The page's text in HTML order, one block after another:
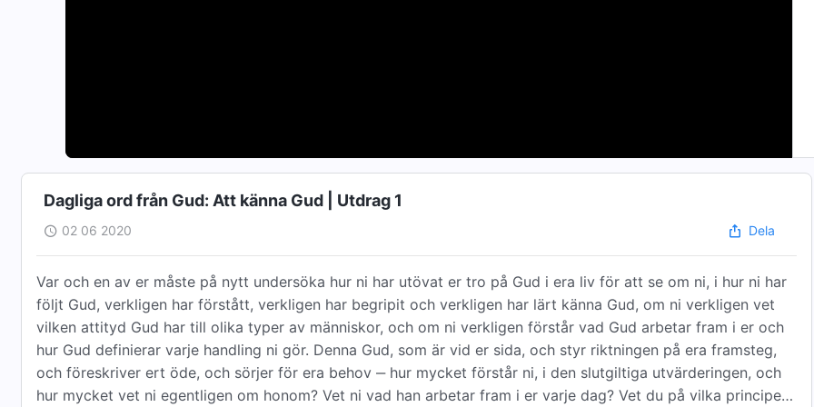
Dagliga ord från Gud: Att känna Gud | Utdrag 1
02 06 2020 Dela
Var och en av er måste på nytt undersöka hur ni har utövat er tro på Gud i era liv för att se om ni, i hur ni har
följt Gud, verkligen har förstått, verkligen har begripit och verkligen har lärt känna Gud, om ni verkligen vet
vilken attityd Gud har till olika typer av människor, och om ni verkligen förstår vad Gud arbetar fram i er och
hur Gud definierar varje handling ni gör. Denna Gud, som är vid er sida, och styr riktningen på era framsteg,
och föreskriver ert öde, och sörjer för era behov ‒ hur mycket förstår ni, i den slutgiltiga utvärderingen, och
hur mycket vet ni egentligen om honom? Vet ni vad han arbetar fram i er varje dag? Vet du på vilka principer